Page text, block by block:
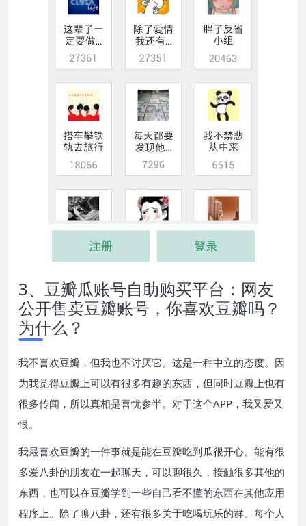
3、豆瓣瓜账号自助购买平台：网友
公开售卖豆瓣账号，你喜欢豆瓣吗？
为什么？
我不喜欢豆瓣，但我也不讨厌它。这是一种中立的态度。因
为我觉得豆瓣上可以有很多有趣的东西，但同时豆瓣上也有
很多传闻，所以真相是喜忧参半。对于这个APP，我又爱又
恨。
我最喜欢豆瓣的一件事就是能在豆瓣吃到瓜很开心。能有很
多爱八卦的朋友在一起聊天，可以聊很久，接触很多其他的
东西，也可以在豆瓣学到一些自己看不懂的东西在其他应用
程序上。除了聊八卦，还有很多关于吃喝玩乐的群。每个人